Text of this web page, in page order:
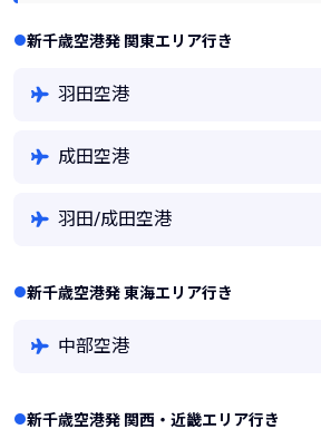
新千歳空港発 関東エリア行き
羽田空港
成田空港
羽田/成田空港
新千歳空港発 東海エリア行き
中部空港
新千歳空港発 関西・近畿エリア行き